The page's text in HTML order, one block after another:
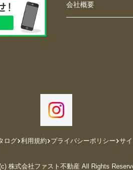
会社概要
ログ 利用規約 プライバシーポリシー サ
株式会社ファスト不動産 All Rights